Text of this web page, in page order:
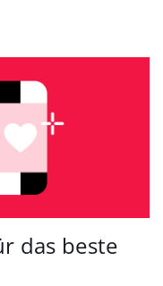
das beste